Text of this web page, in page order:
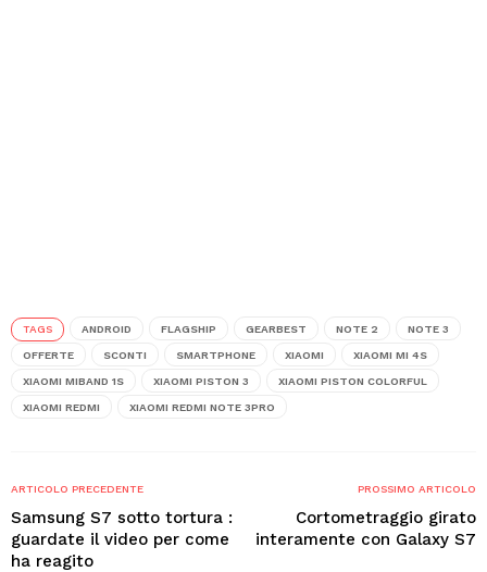
TAGS ANDROID FLAGSHIP GEARBEST NOTE 2 NOTE 3
OFFERTE SCONTI SMARTPHONE XIAOMI XIAOMI MI 4S
XIAOMI MIBAND 1S XIAOMI PISTON 3 XIAOMI PISTON COLORFUL
XIAOMI REDMI XIAOMI REDMI NOTE 3PRO
ARTICOLO PRECEDENTE
Samsung S7 sotto tortura :
guardate il video per come
ha reagito
PROSSIMO ARTICOLO
Cortometraggio girato
interamente con Galaxy S7